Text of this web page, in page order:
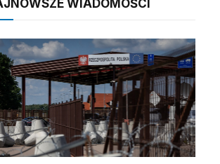
WIADOMOŚCI